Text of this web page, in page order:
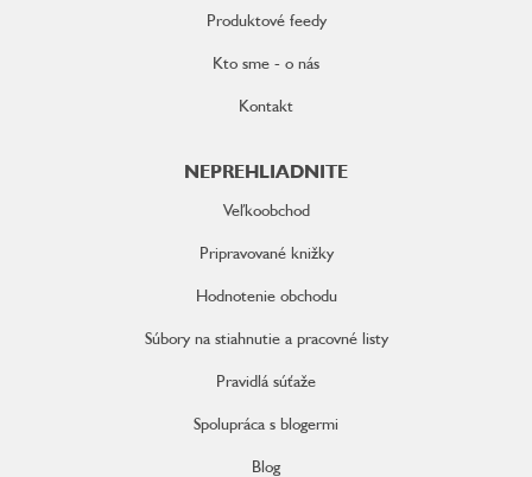
Produktové feedy
Kto sme - o nás
Kontakt
NEPREHLIADNITE
Veľkoobchod
Pripravované knižky
Hodnotenie obchodu
Súbory na stiahnutie a pracovné listy
Pravidlá súťaže
Spolupráca s blogermi
Blog